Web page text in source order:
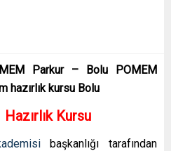
Parkur – Bolu POMEM
hazırlık kursu Bolu
Hazırlık Kursu
başkanlığı tarafından